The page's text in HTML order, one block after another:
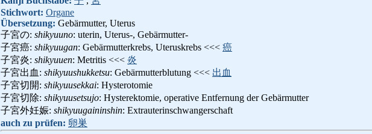
Stichwort: Organe
Übersetzung: Gebärmutter, Uterus
子宮の: shikyuuno: uterin, Uterus-, Gebärmutter-
子宮癌: shikyuugan: Gebärmutterkrebs, Uteruskrebs <<< 癌
子宮炎: shikyuuen: Metritis <<< 炎
子宮出血: shikyuushukketsu: Gebärmutterblutung <<< 出血
子宮切開: shikyuusekkai: Hysterotomie
子宮切除: shikyuusetsujo: Hysterektomie, operative Entfernung der Gebärmutter
子宮外妊娠: shikyuugaininshin: Extrauterinschwangerschaft
auch zu prüfen: 卵巣